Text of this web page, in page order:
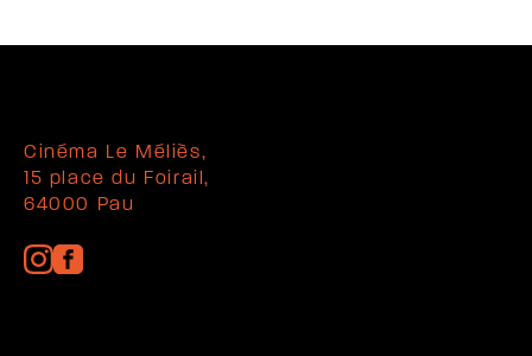
Cinéma Le Méliès,
15 place du Foirail,
64000 Pau